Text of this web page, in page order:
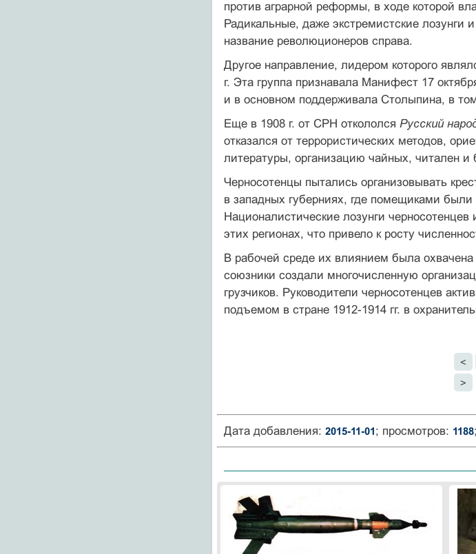
против аграрной реформы, в ходе которой
Радикальные, даже экстремистские лозунги
название революционеров справа.
Другое направление, лидером которого
г. Эта группа признавала Манифест 17
и в основном поддерживала Столыпина, в
Еще в 1908 г. от СРН откололся Русский
отказался от террористических методов,
литературы, организацию чайных, читален и
Черносотенцы пытались организовывать
в западных губерниях, где помещиками были
Националистические лозунги
этих регионах, что привело к росту
В рабочей среде их влиянием была охвачена
союзники создали многочисленную
грузчиков. Руководители черносотенцев
подъемом в стране 1912-1914 гг. в
<
>
Дата добавления: 2015-11-01; просмотров: 1188;